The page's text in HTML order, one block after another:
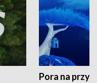
Pora na